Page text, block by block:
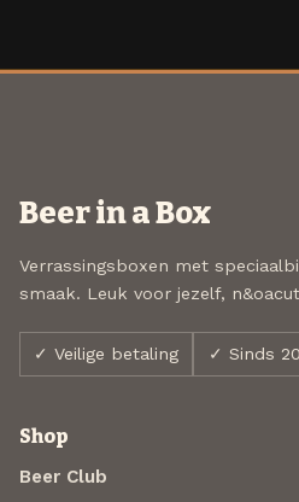
Beer in a Box
Verrassingsboxen met
smaak. Leuk voor jezelf,
✓ Veilige betaling ✓ Sinds
Shop
Beer Club